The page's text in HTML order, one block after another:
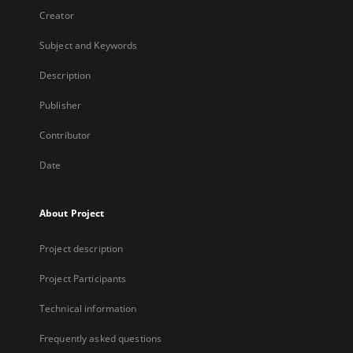
Creator
Subject and Keywords
Description
Publisher
Contributor
Date
About Project
Project description
Project Participants
Technical information
Frequently asked questions